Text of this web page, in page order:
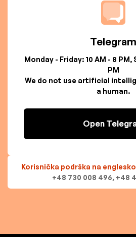
Telegram
Monday - Friday: 10 AM - 8 PM,
PM
We do not use artificial
a human.
Open
Korisnička podrška na
+48 730 008 496, +48